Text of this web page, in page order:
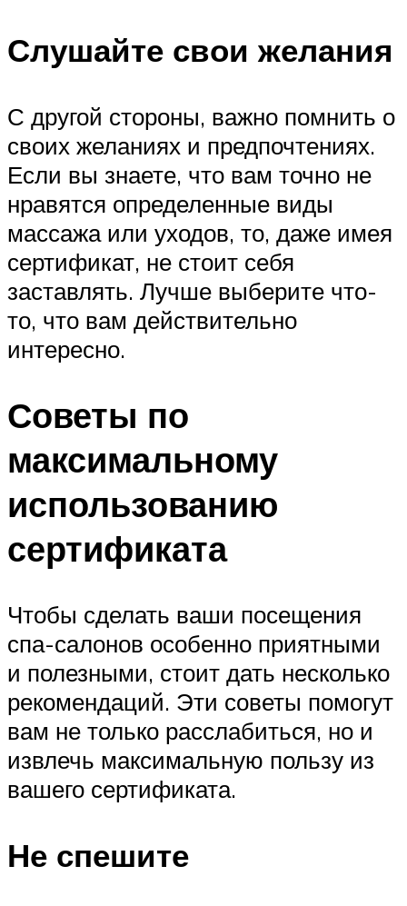
Слушайте свои желания
С другой стороны, важно помнить о
своих желаниях и предпочтениях.
Если вы знаете, что вам точно не
нравятся определенные виды
массажа или уходов, то, даже имея
сертификат, не стоит себя
заставлять. Лучше выберите что-
то, что вам действительно
интересно.
Советы по
максимальному
использованию
сертификата
Чтобы сделать ваши посещения
спа-салонов особенно приятными
и полезными, стоит дать несколько
рекомендаций. Эти советы помогут
вам не только расслабиться, но и
извлечь максимальную пользу из
вашего сертификата.
Не спешите